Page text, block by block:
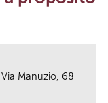
Manuzio, 68